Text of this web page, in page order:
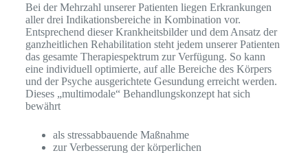
Bei der Mehrzahl unserer Patienten liegen Erkrankungen
aller drei Indikationsbereiche in Kombination vor.
Entsprechend dieser Krankheitsbilder und dem Ansatz der
ganzheitlichen Rehabilitation steht jedem unserer Patienten
das gesamte Therapiespektrum zur Verfügung. So kann
eine individuell optimierte, auf alle Bereiche des Körpers
und der Psyche ausgerichtete Gesundung erreicht werden.
Dieses „multimodale“ Behandlungskonzept hat sich
bewährt
als stressabbauende Maßnahme
zur Verbesserung der körperlichen